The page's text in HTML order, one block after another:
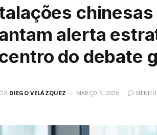
alerta
do debate
DIEGO VELÁZQUEZ MARÇO 5, 2026